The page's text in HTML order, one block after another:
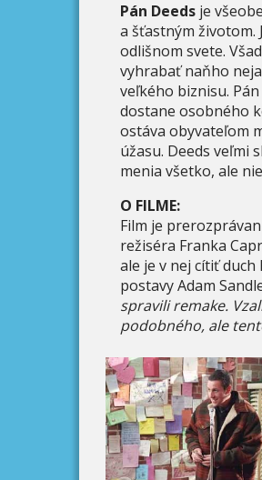
Pán Deeds je
a šťastným životom.
odlišnom svete.
vyhrabať naňho
veľkého biznisu.
dostane osobného
ostáva obyvateľom
úžasu. Deeds veľmi
menia všetko, ale
O FILME:
Film je
režiséra Franka
ale je v nej cítiť
postavy Adam
spravili remake.
podobného, ale